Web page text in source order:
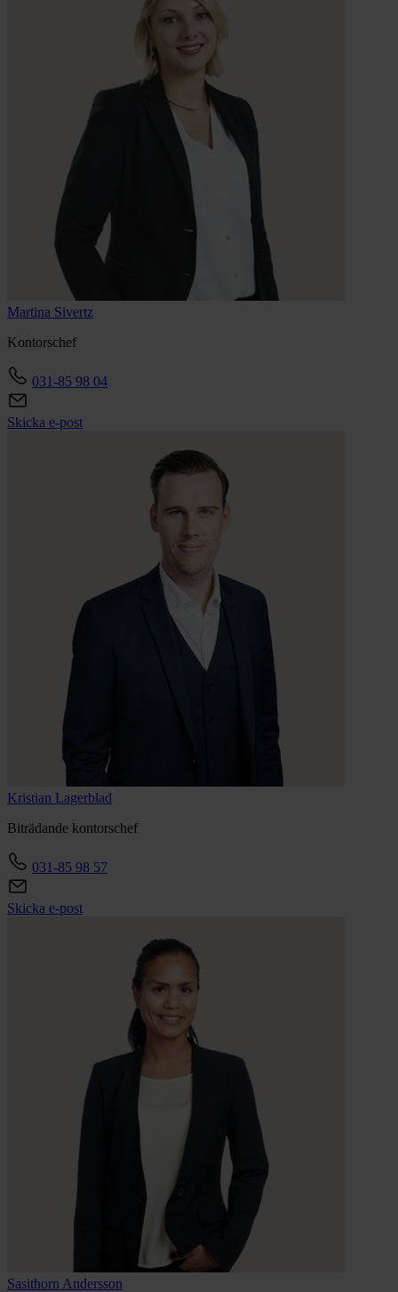
Martina Sivertz
Kontorschef
031-85 98 04
Skicka e-post
Kristian Lagerblad
Biträdande kontorschef
031-85 98 57
Skicka e-post
Sasithorn Andersson